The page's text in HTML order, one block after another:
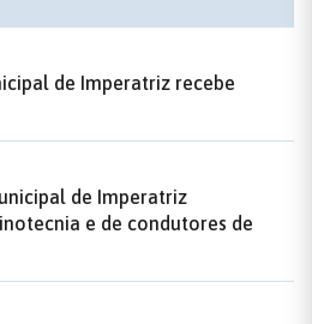
de Imperatriz recebe
de Imperatriz
e de condutores de